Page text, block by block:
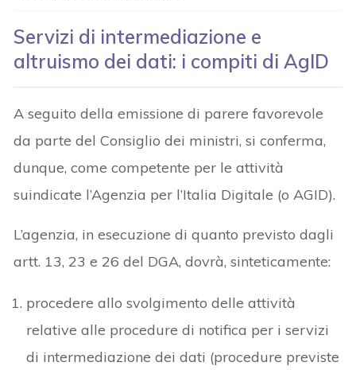
Servizi di intermediazione e
altruismo dei dati: i compiti di AgID
A seguito della emissione di parere favorevole
da parte del Consiglio dei ministri, si conferma,
dunque, come competente per le attività
suindicate l’Agenzia per l’Italia Digitale (o AGID).
L’agenzia, in esecuzione di quanto previsto dagli
artt. 13, 23 e 26 del DGA, dovrà, sinteticamente:
procedere allo svolgimento delle attività
relative alle procedure di notifica per i servizi
di intermediazione dei dati (procedure previste